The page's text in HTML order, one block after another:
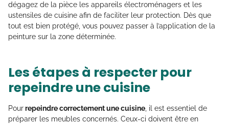
dégagez de la pièce les appareils électroménagers et les
ustensiles de cuisine afin de faciliter leur protection. Dès que
tout est bien protégé, vous pouvez passer à l’application de la
peinture sur la zone déterminée.
Les étapes à respecter pour
repeindre une cuisine
Pourrepeindre correctement une cuisine, il est essentiel de
préparer les meubles concernés. Ceux-ci doivent être en